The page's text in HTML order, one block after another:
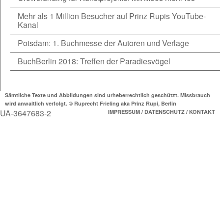
Mehr als 1 Million Besucher auf Prinz Rupis YouTube-
Kanal
Potsdam: 1. Buchmesse der Autoren und Verlage
BuchBerlin 2018: Treffen der Paradiesvögel
Sämtliche Texte und Abbildungen sind urheberrechtlich geschützt. Missbrauch
wird anwaltlich verfolgt. © Ruprecht Frieling aka Prinz Rupi, Berlin
IMPRESSUM / DATENSCHUTZ / KONTAKT
UA-3647683-2